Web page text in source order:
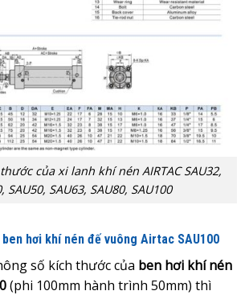
của xi lanh khí nén AIRTAC SAU32,
SAU50, SAU63, SAU80, SAU100
hơi khí nén đế vuông Airtac SAU100
số kích thước của ben hơi khí nén
(phi 100mm hành trình 50mm) thì